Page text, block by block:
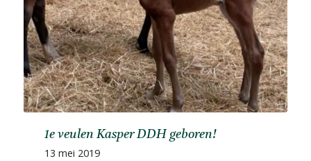
1e veulen Kasper DDH geboren!
13 mei 2019